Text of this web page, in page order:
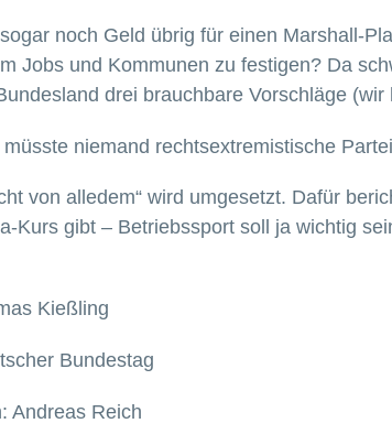
noch Geld übrig für einen Marshall-
Jobs und Kommunen zu festigen? Da
drei brauchbare Vorschläge
niemand rechtsextremistische
von alledem“ wird umgesetzt. Dafür
Kurs gibt – Betriebssport soll ja wichtig
Kießling
Bundestag
Andreas Reich